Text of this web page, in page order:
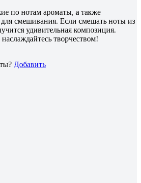
по нотам ароматы, а также
смешивания. Если смешать ноты из
удивительная композиция.
творчеством!
Добавить